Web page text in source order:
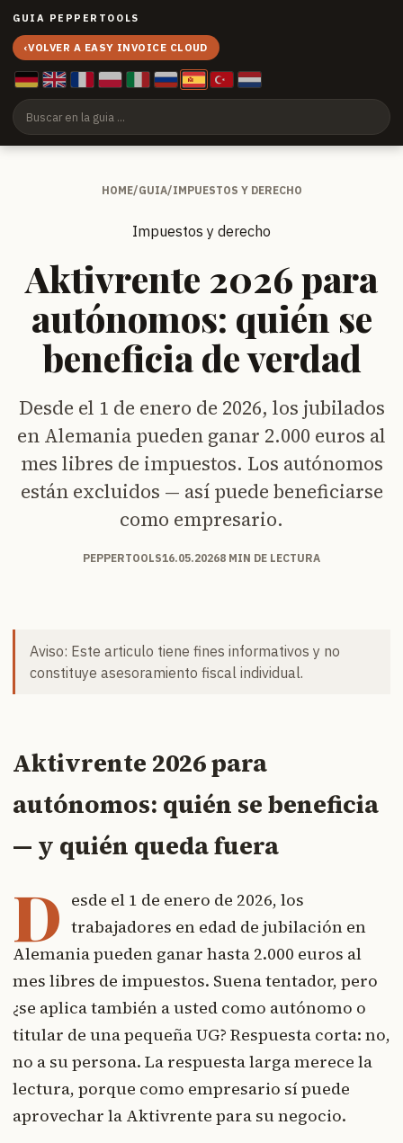
GUIA PEPPERTOOLS
‹VOLVER A EASY INVOICE CLOUD
HOME/GUIA/IMPUESTOS Y DERECHO
Impuestos y derecho
Aktivrente 2026 para
autónomos: quién se
beneficia de verdad
Desde el 1 de enero de 2026, los jubilados
en Alemania pueden ganar 2.000 euros al
mes libres de impuestos. Los autónomos
están excluidos — así puede beneficiarse
como empresario.
PEPPERTOOLS16.05.20268 MIN DE LECTURA
Aviso: Este articulo tiene fines informativos y no
constituye asesoramiento fiscal individual.
Aktivrente 2026 para
autónomos: quién se beneficia
— y quién queda fuera
D esde el 1 de enero de 2026, los
trabajadores en edad de jubilación en
Alemania pueden ganar hasta 2.000 euros al
mes libres de impuestos. Suena tentador, pero
¿se aplica también a usted como autónomo o
titular de una pequeña UG? Respuesta corta: no,
no a su persona. La respuesta larga merece la
lectura, porque como empresario sí puede
aprovechar la Aktivrente para su negocio.